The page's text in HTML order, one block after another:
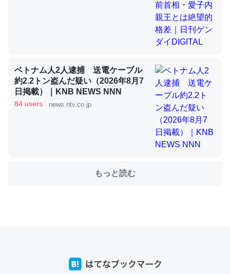
これを元に考えるとカルシウムを大量に使う脊椎動物と貝
類は苦労してるんだな…。腹足類だと殻を無くしてナメク
ジになったり努力してるし。
─ニュース :: 【研究発表】昆虫学の大問題＝「昆虫はなぜ海にいな
ベトナム人2人逮捕 送電ケーブル
約2.2トン盗んだ疑い（2026年8月7
日掲載）｜KNB NEWS NNN
84 users news.ntv.co.jp
もっと読む